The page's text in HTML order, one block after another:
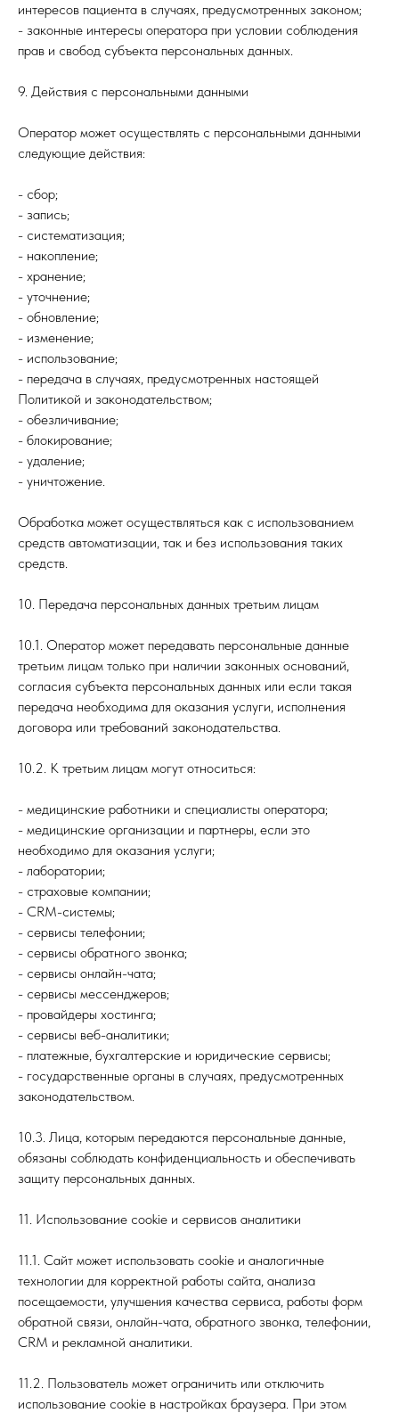
интересов пациента в случаях, предусмотренных законом;
- законные интересы оператора при условии соблюдения
прав и свобод субъекта персональных данных.
9. Действия с персональными данными
Оператор может осуществлять с персональными данными
следующие действия:
- сбор;
- запись;
- систематизация;
- накопление;
- хранение;
- уточнение;
- обновление;
- изменение;
- использование;
- передача в случаях, предусмотренных настоящей
Политикой и законодательством;
- обезличивание;
- блокирование;
- удаление;
- уничтожение.
Обработка может осуществляться как с использованием
средств автоматизации, так и без использования таких
средств.
10. Передача персональных данных третьим лицам
10.1. Оператор может передавать персональные данные
третьим лицам только при наличии законных оснований,
согласия субъекта персональных данных или если такая
передача необходима для оказания услуги, исполнения
договора или требований законодательства.
10.2. К третьим лицам могут относиться:
- медицинские работники и специалисты оператора;
- медицинские организации и партнеры, если это
необходимо для оказания услуги;
- лаборатории;
- страховые компании;
- CRM-системы;
- сервисы телефонии;
- сервисы обратного звонка;
- сервисы онлайн-чата;
- сервисы мессенджеров;
- провайдеры хостинга;
- сервисы веб-аналитики;
- платежные, бухгалтерские и юридические сервисы;
- государственные органы в случаях, предусмотренных
законодательством.
10.3. Лица, которым передаются персональные данные,
обязаны соблюдать конфиденциальность и обеспечивать
защиту персональных данных.
11. Использование cookie и сервисов аналитики
11.1. Сайт может использовать cookie и аналогичные
технологии для корректной работы сайта, анализа
посещаемости, улучшения качества сервиса, работы форм
обратной связи, онлайн-чата, обратного звонка, телефонии,
CRM и рекламной аналитики.
11.2. Пользователь может ограничить или отключить
использование cookie в настройках браузера. При этом